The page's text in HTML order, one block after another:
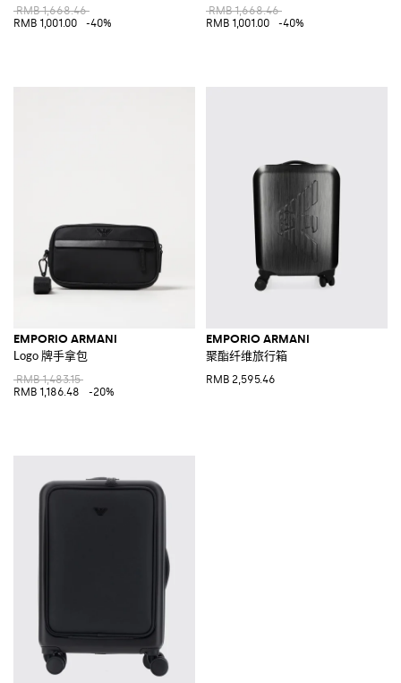
RMB 1,668.46
RMB 1,001.00
-40%
RMB 1,668.46
RMB 1,001.00
-40%
EMPORIO ARMANI
Logo 牌手拿包
RMB 1,483.15
RMB 1,186.48
-20%
EMPORIO ARMANI
聚酯纤维旅行箱
RMB 2,595.46